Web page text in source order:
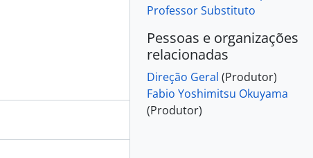
Professor Substituto
Pessoas e organizações
relacionadas
Direção Geral (Produtor)
Fabio Yoshimitsu Okuyama
(Produtor)